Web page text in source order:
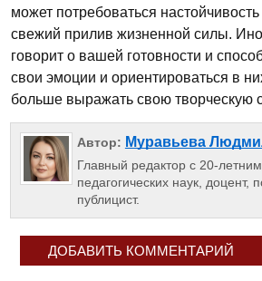
может потребоваться
свежий прилив жизненной силы.
говорит о вашей готовности и
свои эмоции и ориентироваться в
больше выражать свою творческую
Автор: Муравьева
Главный редактор с 20-
педагогических наук, доцент,
публицист.
ДОБАВИТЬ КОММЕНТАРИЙ